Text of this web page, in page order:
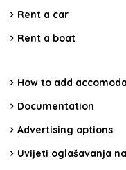
Rent a car
Rent a boat
How to add
Documentation
Advertising options
Uvijeti oglašavanja